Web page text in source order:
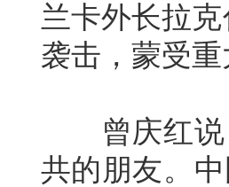
兰卡外长拉
袭击，蒙受
曾庆红说
共的朋友。